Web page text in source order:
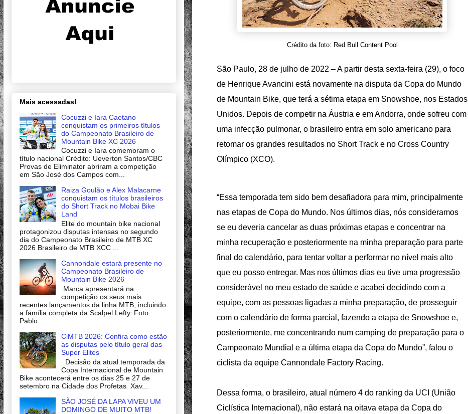
Crédito da foto: Red Bull Content Pool
São Paulo, 28 de julho de 2022 – A partir desta sexta-feira (29), o foco
de Henrique Avancini está novamente na disputa da Copa do Mundo
de Mountain Bike, que terá a sétima etapa em Snowshoe, nos Estados
Unidos. Depois de competir na Áustria e em Andorra, onde sofreu com
uma infecção pulmonar, o brasileiro entra em solo americano para
retomar os grandes resultados no Short Track e no Cross Country
Olímpico (XCO).
“Essa temporada tem sido bem desafiadora para mim, principalmente
nas etapas de Copa do Mundo. Nos últimos dias, nós consideramos
se eu deveria cancelar as duas próximas etapas e concentrar na
minha recuperação e posteriormente na minha preparação para parte
final do calendário, para tentar voltar a performar no nível mais alto
que eu posso entregar. Mas nos últimos dias eu tive uma progressão
considerável no meu estado de saúde e acabei decidindo com a
equipe, com as pessoas ligadas a minha preparação, de prosseguir
com o calendário de forma parcial, fazendo a etapa de Snowshoe e,
posteriormente, me concentrando num camping de preparação para o
Campeonato Mundial e a última etapa da Copa do Mundo”, falou o
ciclista da equipe Cannondale Factory Racing.
Dessa forma, o brasileiro, atual número 4 do ranking da UCI (União
Ciclística Internacional), não estará na oitava etapa da Copa do
Mais acessadas!
Cocuzzi e Iara Caetano
conquistam os primeiros títulos
do Campeonato Brasileiro de
Mountain Bike XC 2026
Cocuzzi e Iara comemoram o
título nacional Crédito: Ueverton Santos/CBC
Provas de Eliminator abriram a competição
em São José dos Campos com...
Raiza Goulão e Alex Malacarne
conquistam os títulos brasileiros
do Short Track no Mobai Bike
Land
Elite do mountain bike nacional
protagonizou disputas intensas no segundo
dia do Campeonato Brasileiro de MTB XC
2026 Brasileiro de MTB XCC ...
Cannondale estará presente no
Campeonato Brasileiro de
Mountain Bike 2026
Marca apresentará na
competição os seus mais
recentes lançamentos da linha MTB, incluindo
a família completa da Scalpel Lefty. Foto:
Pablo ...
CiMTB 2026: Confira como estão
as disputas pelo título geral das
Super Elites
Decisão da atual temporada da
Copa Internacional de Mountain
Bike acontecerá entre os dias 25 e 27 de
setembro na Cidade dos Profetas Xav...
SÃO JOSÉ DA LAPA VIVEU UM
DOMINGO DE MUITO MTB!